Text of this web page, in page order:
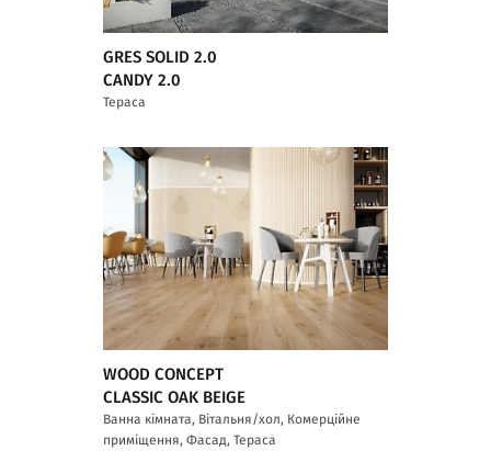
GRES SOLID 2.0
CANDY 2.0
Тераса
WOOD CONCEPT
CLASSIC OAK BEIGE
Ванна кімната, Вітальня/хол, Комерційне
приміщення, Фасад, Тераса